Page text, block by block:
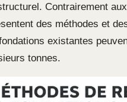
Contrairement
des méthodes et
existantes
tonnes.